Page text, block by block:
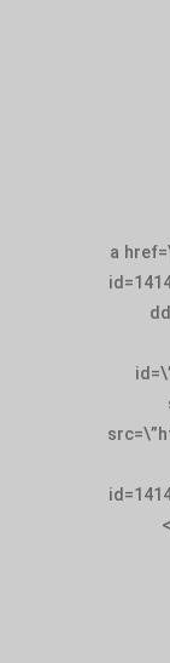
<a